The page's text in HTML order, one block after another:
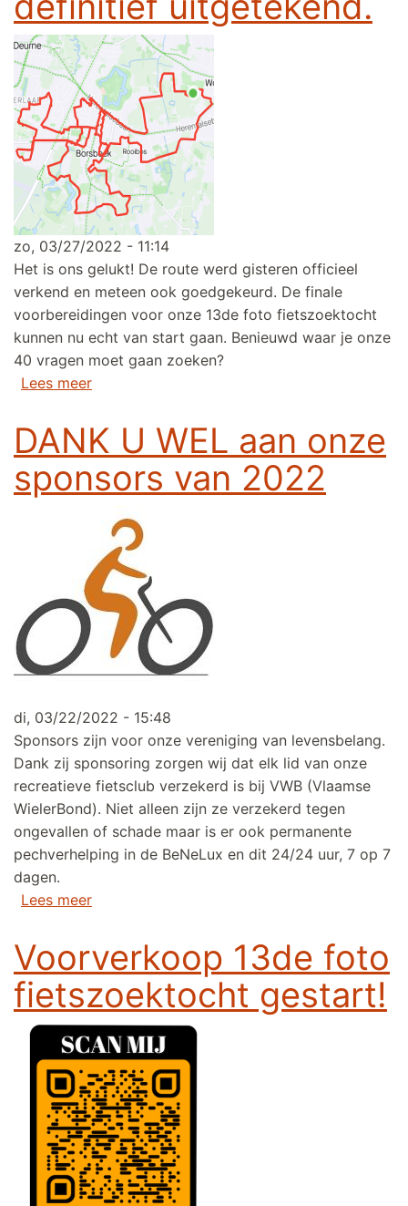
zo, 03/27/2022 - 11:14
Het is ons gelukt! De route werd gisteren officieel
verkend en meteen ook goedgekeurd. De finale
voorbereidingen voor onze 13de foto fietszoektocht
kunnen nu echt van start gaan. Benieuwd waar je onze
40 vragen moet gaan zoeken?
Lees meerover Route 13de foto fietszoektocht
DANK U WEL aan onze
sponsors van 2022
di, 03/22/2022 - 15:48
Sponsors zijn voor onze vereniging van levensbelang.
Dank zij sponsoring zorgen wij dat elk lid van onze
recreatieve fietsclub verzekerd is bij VWB (Vlaamse
WielerBond). Niet alleen zijn ze verzekerd tegen
ongevallen of schade maar is er ook permanente
pechverhelping in de BeNeLux en dit 24/24 uur, 7 op 7
dagen.
Lees meerover DANK U WEL aan onze sponsors van
Voorverkoop 13de foto
fietszoektocht gestart!